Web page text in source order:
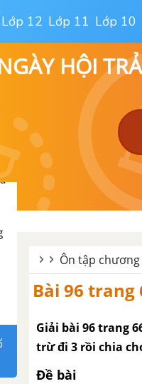
Lớp 12 Lớp 11 Lớp 10
HỘI
Ôn tập
Bài 96 trang
Giải bài 96 trang
trừ đi 3 rồi chia
Đề bài